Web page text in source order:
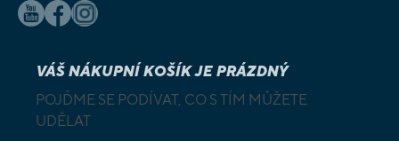
VÁŠ NÁKUPNÍ KOŠÍK JE PRÁZDNÝ
POJĎME SE PODÍVAT, CO S TÍM MŮŽETE
UDĚLAT